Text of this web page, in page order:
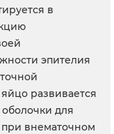
в
эпителия
развивается
оболочки для
внематочном